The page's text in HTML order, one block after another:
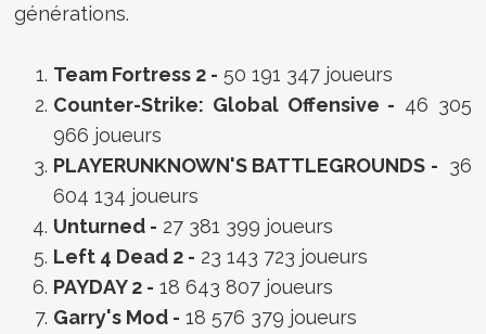
générations.
Team Fortress 2 - 50 191 347 joueurs
Counter-Strike: Global Offensive - 46 305
966 joueurs
PLAYERUNKNOWN'S BATTLEGROUNDS - 36
604 134 joueurs
Unturned - 27 381 399 joueurs
Left 4 Dead 2 - 23 143 723 joueurs
PAYDAY 2 - 18 643 807 joueurs
Garry's Mod - 18 576 379 joueurs